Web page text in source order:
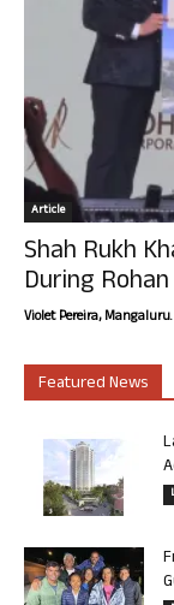
Article
Shah Rukh
During
Violet Pereira,
Featured News